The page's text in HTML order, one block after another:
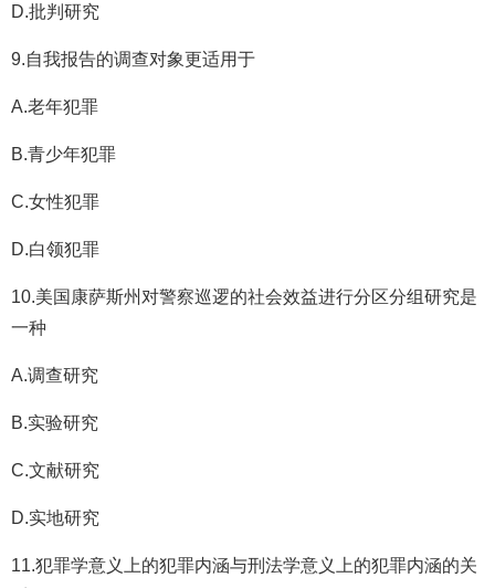
D.批判研究
9.自我报告的调查对象更适用于
A.老年犯罪
B.青少年犯罪
C.女性犯罪
D.白领犯罪
10.美国康萨斯州对警察巡逻的社会效益进行分区分组研究是
一种
A.调查研究
B.实验研究
C.文献研究
D.实地研究
11.犯罪学意义上的犯罪内涵与刑法学意义上的犯罪内涵的关